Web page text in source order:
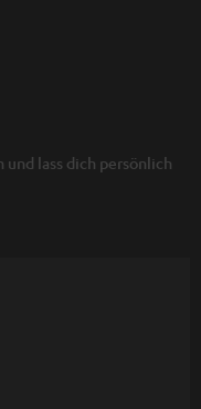
und lass dich persönlich